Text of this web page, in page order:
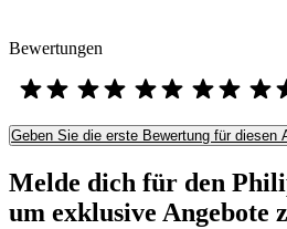
Bewertungen
Geben Sie die erste Bewertung für diesen
Melde dich für den
um exklusive Angebote